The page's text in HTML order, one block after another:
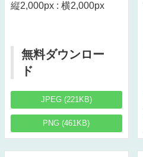
縦2,000px : 横2,000px
無料ダウンロー
ド
JPEG (221KB)
PNG (461KB)